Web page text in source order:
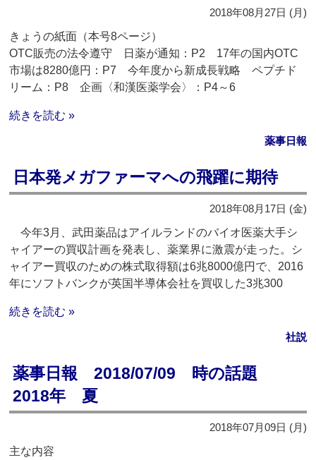
2018年08月27日 (月)
きょうの紙面（本号8ページ）
OTC販売の法令遵守 日薬が通知：P2 17年の国内OTC
市場は8280億円：P7 今年度から新成長戦略 ペプチド
リーム：P8 企画〈和漢医薬学会〉：P4～6
続きを読む »
薬事日報
日本発メガファーマへの飛躍に期待
2018年08月17日 (金)
今年3月、武田薬品はアイルランドのバイオ医薬大手シ
ャイアーの買収計画を発表し、薬業界に激震が走った。シ
ャイアー買収のための株式取得額は6兆8000億円で、2016
年にソフトバンクが英国半導体会社を買収した3兆300
続きを読む »
社説
薬事日報 2018/07/09 時の話題
2018年 夏
2018年07月09日 (月)
主な内容